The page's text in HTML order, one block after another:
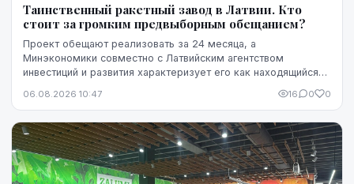
Таинственный ракетный завод в Латвии. Кто
стоит за громким предвыборным обещанием?
Проект обещают реализовать за 24 месяца, а
Минэкономики совместно с Латвийским агентством
инвестиций и развития характеризует его как находящийся
ни модель ракет, ни владелец технологий, ни
необходимого финансирования уже обеспечена и на чем
основан прогноз экспорта.
06.08.2026 10:47 16 0 0